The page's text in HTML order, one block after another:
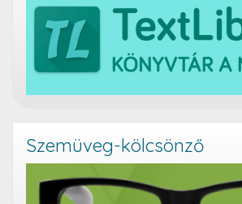
Szemüveg-kölcsönző